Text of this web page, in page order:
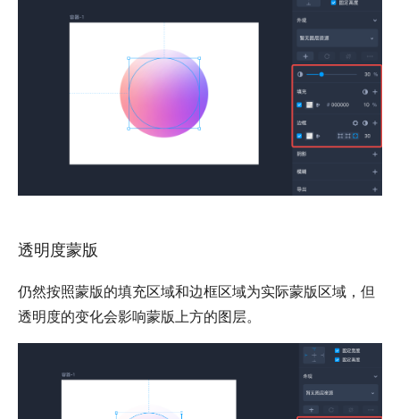
透明度蒙版
仍然按照蒙版的填充区域和边框区域为实际蒙版区域，但
透明度的变化会影响蒙版上方的图层。